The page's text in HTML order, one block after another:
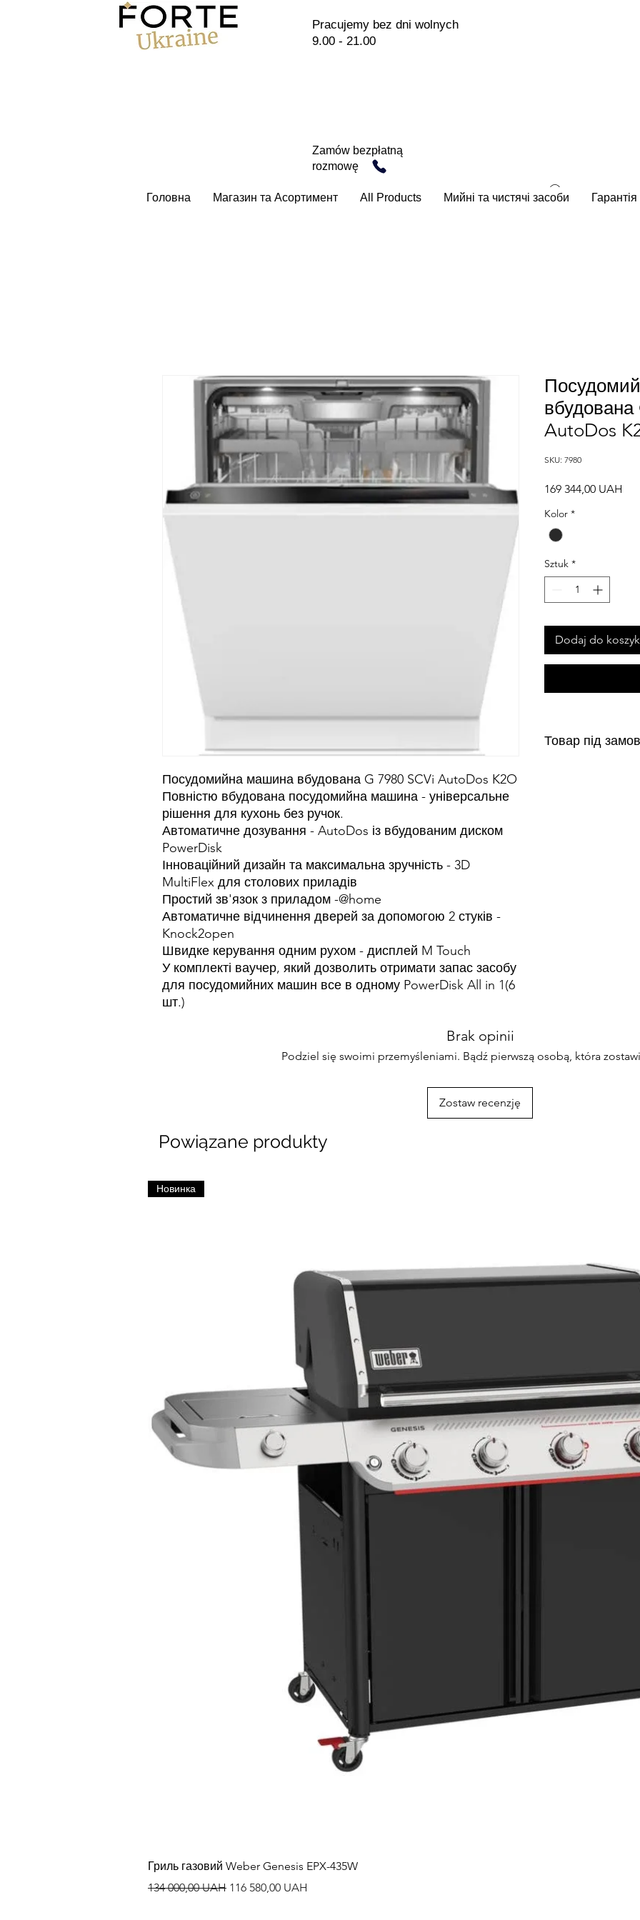
Pracujemy bez dni wolnych
9.00 - 21.00
Zamów bezpłatną
rozmowę
Головна Магазин та Асортимент All Products Мийні та чистячі засоби
Посудомийна машина вбудована G 7980 SCVi AutoDos K2O
Повністю вбудована посудомийна машина - універсальне
рішення для кухонь без ручок.
Автоматичне дозування - AutoDos із вбудованим диском
PowerDisk
Інноваційний дизайн та максимальна зручність - 3D
MultiFlex для столових приладів
Простий зв'язок з приладом -@home
Автоматичне відчинення дверей за допомогою 2 стуків -
Knock2open
Швидке керування одним рухом - дисплей M Touch
У комплекті ваучер, який дозволить отримати запас засобу
для посудомийних машин все в одному PowerDisk All in 1(6
шт.)
вбудована
AutoDos
SKU: 7980
169 344,00 UAH
Kolor *
Sztuk *
Dodaj do
Товар під
Brak opinii
Podziel się swoimi przemyśleniami. Bądź pierwszą osobą, która
Zostaw recenzję
Powiązane produkty
Новинка
Гриль газовий Weber Genesis EPX-435W
Regularna cena
134 000,00 UAH Cena rabatowa
116 580,00 UAH